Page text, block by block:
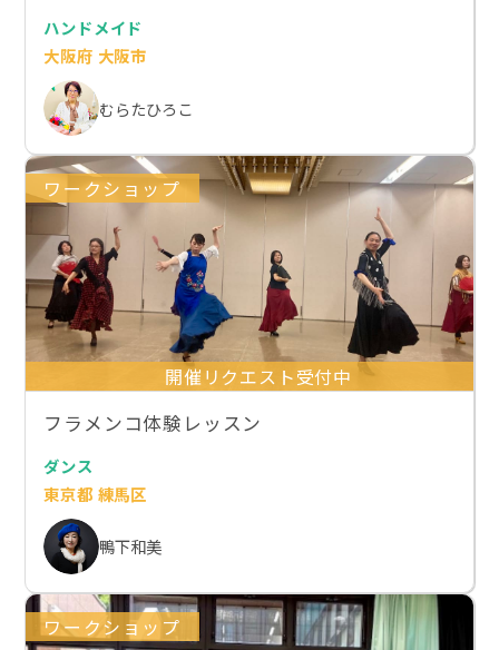
ハンドメイド
大阪府 大阪市
むらたひろこ
ワークショップ
開催リクエスト受付中
フラメンコ体験レッスン
ダンス
東京都 練馬区
鴨下和美
ワークショップ